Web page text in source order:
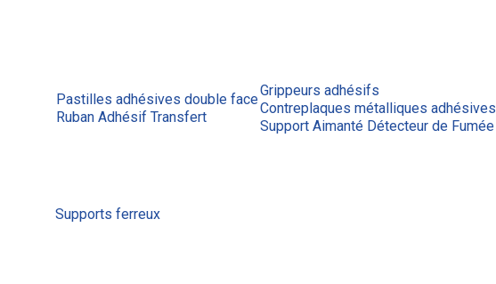
Pastilles adhésives double face
Ruban Adhésif Transfert
Grippeurs adhésifs
Contreplaques métalliques adhésives
Support Aimanté Détecteur de Fumée
Supports ferreux